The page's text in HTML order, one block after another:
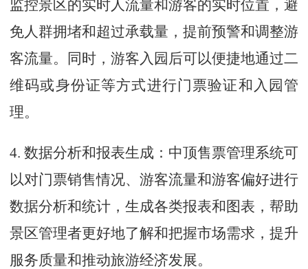
监控景区的实时人流量和游客的实时位置，避
免人群拥堵和超过承载量，提前预警和调整游
客流量。同时，游客入园后可以便捷地通过二
维码或身份证等方式进行门票验证和入园管
理。
4. 数据分析和报表生成：中顶售票管理系统可
以对门票销售情况、游客流量和游客偏好进行
数据分析和统计，生成各类报表和图表，帮助
景区管理者更好地了解和把握市场需求，提升
服务质量和推动旅游经济发展。